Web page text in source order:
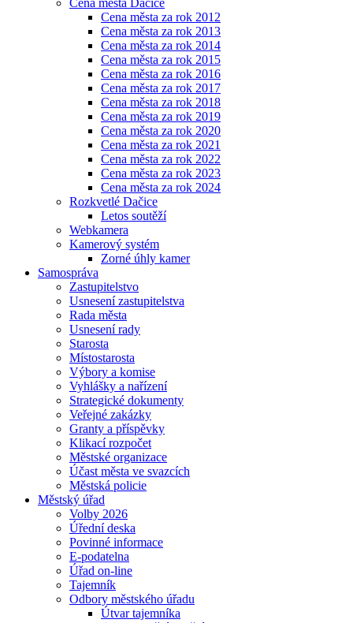
Cena města Dačice
Cena města za rok 2012
Cena města za rok 2013
Cena města za rok 2014
Cena města za rok 2015
Cena města za rok 2016
Cena města za rok 2017
Cena města za rok 2018
Cena města za rok 2019
Cena města za rok 2020
Cena města za rok 2021
Cena města za rok 2022
Cena města za rok 2023
Cena města za rok 2024
Rozkvetlé Dačice
Letos soutěží
Webkamera
Kamerový systém
Zorné úhly kamer
Samospráva
Zastupitelstvo
Usnesení zastupitelstva
Rada města
Usnesení rady
Starosta
Místostarosta
Výbory a komise
Vyhlášky a nařízení
Strategické dokumenty
Veřejné zakázky
Granty a příspěvky
Klikací rozpočet
Městské organizace
Účast města ve svazcích
Městská policie
Městský úřad
Volby 2026
Úřední deska
Povinné informace
E-podatelna
Úřad on-line
Tajemník
Odbory městského úřadu
Útvar tajemníka